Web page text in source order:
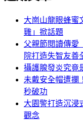
大崗山龍眼蜂
雞」掀話題
父親節閱讀傳
院打造失智友善
攝護腺發炎究竟
未戴安全帽遭攔
秒破功
大園警打造沉浸
觀念